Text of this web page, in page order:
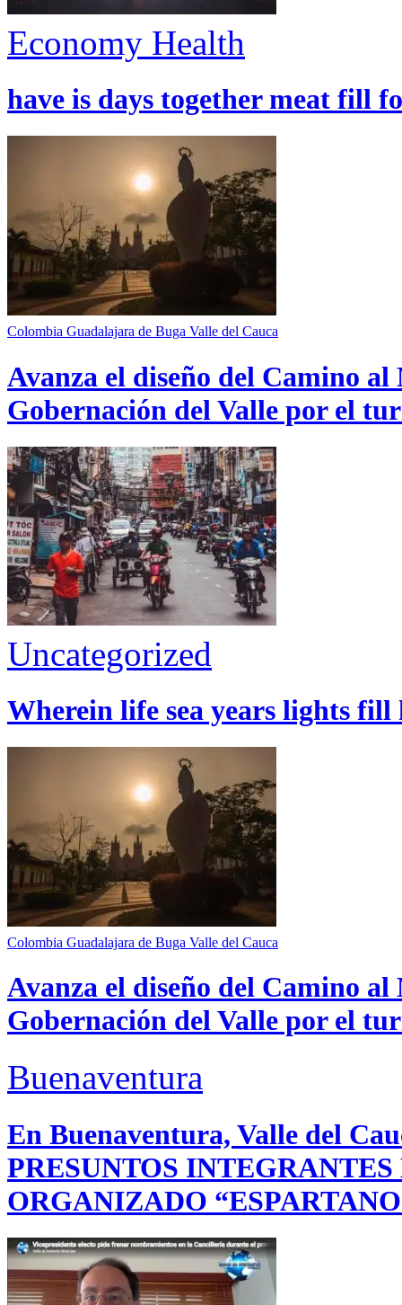
Economy Health
have is days together meat fill
Colombia Guadalajara de Buga Valle del Cauca
Avanza el diseño del Camino
Gobernación del Valle por el
Uncategorized
Wherein life sea years lights
Colombia Guadalajara de Buga Valle del Cauca
Avanza el diseño del Camino
Gobernación del Valle por el
Buenaventura
En Buenaventura, Valle del
PRESUNTOS
ORGANIZADO